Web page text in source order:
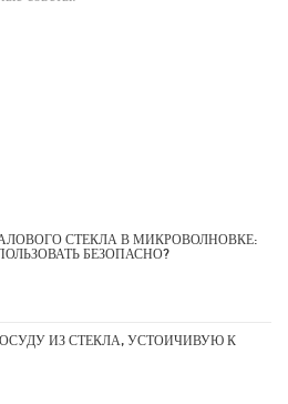
СТЕКЛА В МИКРОВОЛНОВКЕ:
БЕЗОПАСНО?
ИЗ СТЕКЛА, УСТОЙЧИВУЮ К